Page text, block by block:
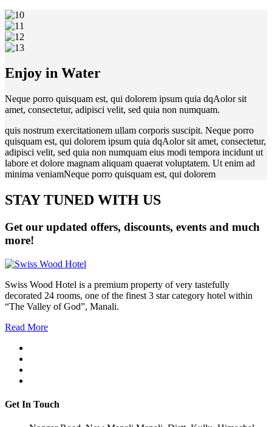
Enjoy in Water
Neque porro quisquam est, qui dolorem ipsum quia dqAolor sit
amet, consectetur, adipisci velit, sed quia non numquam.
quis nostrum exercitationem ullam corporis suscipit. Neque porro
quisquam est, qui dolorem ipsum quia dqAolor sit amet, consectetur,
adipisci velit, sed quia non numquam eius modi tempora incidunt ut
labore et dolore magnam aliquam quaerat voluptatem. Ut enim ad
minima veniamNeque porro quisquam est, qui dolorem
STAY TUNED WITH US
Get our updated offers, discounts, events and much
more!
Swiss Wood Hotel is a premium property of very tastefully
decorated 24 rooms, one of the finest 3 star category hotel within
“The Valley of God”, Manali.
Read More
Get In Touch